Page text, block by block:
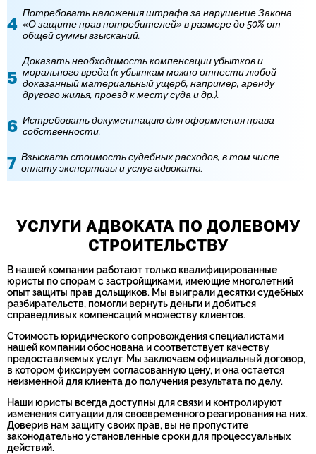
Потребовать наложения штрафа за нарушение Закона
«О защите прав потребителей» в размере до 50% от
общей суммы взысканий.
Доказать необходимость компенсации убытков и
морального вреда (к убыткам можно отнести любой
доказанный материальный ущерб, например, аренду
другого жилья, проезд к месту суда и др.).
Истребовать документацию для оформления права
собственности.
Взыскать стоимость судебных расходов, в том числе
оплату экспертизы и услуг адвоката.
УСЛУГИ АДВОКАТА ПО ДОЛЕВОМУ
СТРОИТЕЛЬСТВУ
В нашей компании работают только квалифицированные
юристы по спорам с застройщиками, имеющие многолетний
опыт защиты прав дольщиков. Мы выиграли десятки судебных
разбирательств, помогли вернуть деньги и добиться
справедливых компенсаций множеству клиентов.
Стоимость юридического сопровождения специалистами
нашей компании обоснована и соответствует качеству
предоставляемых услуг. Мы заключаем официальный договор,
в котором фиксируем согласованную цену, и она остается
неизменной для клиента до получения результата по делу.
Наши юристы всегда доступны для связи и контролируют
изменения ситуации для своевременного реагирования на них.
Доверив нам защиту своих прав, вы не пропустите
законодательно установленные сроки для процессуальных
действий.